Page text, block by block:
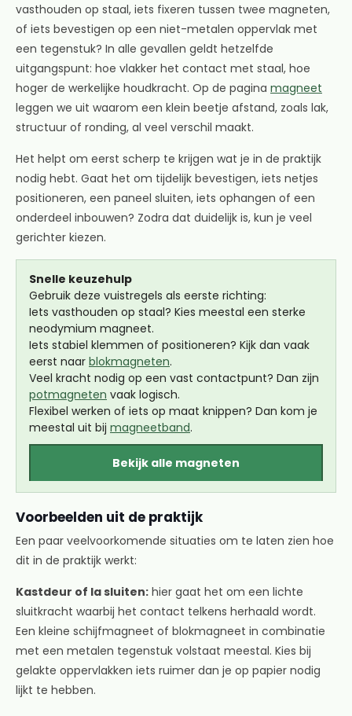
vasthouden op staal, iets fixeren tussen twee magneten,
of iets bevestigen op een niet-metalen oppervlak met
een tegenstuk? In alle gevallen geldt hetzelfde
uitgangspunt: hoe vlakker het contact met staal, hoe
hoger de werkelijke houdkracht. Op de pagina magneet
leggen we uit waarom een klein beetje afstand, zoals lak,
structuur of ronding, al veel verschil maakt.
Het helpt om eerst scherp te krijgen wat je in de praktijk
nodig hebt. Gaat het om tijdelijk bevestigen, iets netjes
positioneren, een paneel sluiten, iets ophangen of een
onderdeel inbouwen? Zodra dat duidelijk is, kun je veel
gerichter kiezen.
Snelle keuzehulp
Gebruik deze vuistregels als eerste richting:
Iets vasthouden op staal? Kies meestal een sterke
neodymium magneet.
Iets stabiel klemmen of positioneren? Kijk dan vaak
eerst naar blokmagneten.
Veel kracht nodig op een vast contactpunt? Dan zijn
potmagneten vaak logisch.
Flexibel werken of iets op maat knippen? Dan kom je
meestal uit bij magneetband.
Bekijk alle magneten
Voorbeelden uit de praktijk
Een paar veelvoorkomende situaties om te laten zien hoe
dit in de praktijk werkt:
Kastdeur of la sluiten: hier gaat het om een lichte
sluitkracht waarbij het contact telkens herhaald wordt.
Een kleine schijfmagneet of blokmagneet in combinatie
met een metalen tegenstuk volstaat meestal. Kies bij
gelakte oppervlakken iets ruimer dan je op papier nodig
lijkt te hebben.